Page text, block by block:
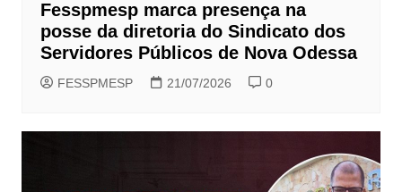
Fesspmesp marca presença na
posse da diretoria do Sindicato dos
Servidores Públicos de Nova Odessa
FESSPMESP 21/07/2026 0